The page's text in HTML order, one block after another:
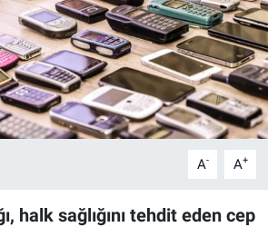
A- A+
halk sağlığını tehdit eden cep